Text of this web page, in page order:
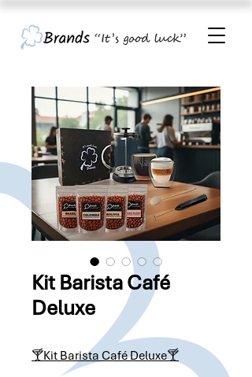
Kit Barista Café
Deluxe
🍸Kit Barista Café Deluxe🍸